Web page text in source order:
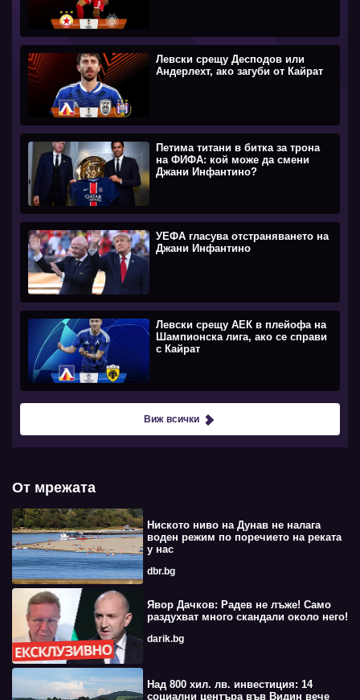
Левски срещу Десподов или
Андерлехт, ако загуби от Кайрат
Петима титани в битка за трона
на ФИФА: кой може да смени
Джани Инфантино?
УЕФА гласува отстраняването на
Джани Инфантино
Левски срещу АЕК в плейофа на
Шампионска лига, ако се справи
с Кайрат
Виж всички
От мрежата
Ниското ниво на Дунав не налага
воден режим по поречието на реката
у нас
dbr.bg
Явор Дачков: Радев не лъже! Само
раздухват много скандали около него!
darik.bg
Над 800 хил. лв. инвестиция: 14
социални центъра във Видин вече